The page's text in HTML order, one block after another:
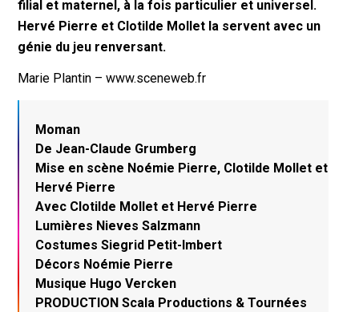
filial et maternel, à la fois particulier et universel.
Hervé Pierre et Clotilde Mollet la servent avec un
génie du jeu renversant.
Marie Plantin – www.sceneweb.fr
Moman
De Jean-Claude Grumberg
Mise en scène Noémie Pierre, Clotilde Mollet et
Hervé Pierre
Avec Clotilde Mollet et Hervé Pierre
Lumières Nieves Salzmann
Costumes Siegrid Petit-Imbert
Décors Noémie Pierre
Musique Hugo Vercken
PRODUCTION Scala Productions & Tournées